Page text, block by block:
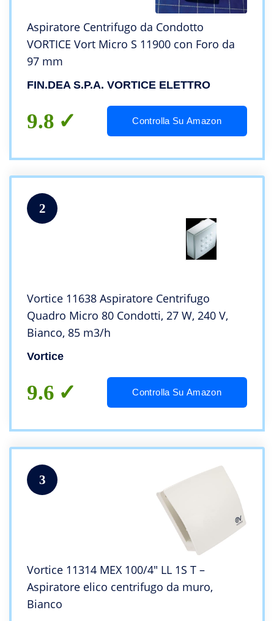
Aspiratore Centrifugo da Condotto
VORTICE Vort Micro S 11900 con Foro da
97 mm
FIN.DEA S.P.A. VORTICE ELETTRO
9.8 Controlla Su Amazon
2
Vortice 11638 Aspiratore Centrifugo
Quadro Micro 80 Condotti, 27 W, 240 V,
Bianco, 85 m3/h
Vortice
9.6 Controlla Su Amazon
3
Vortice 11314 MEX 100/4″ LL 1S T –
Aspiratore elico centrifugo da muro,
Bianco